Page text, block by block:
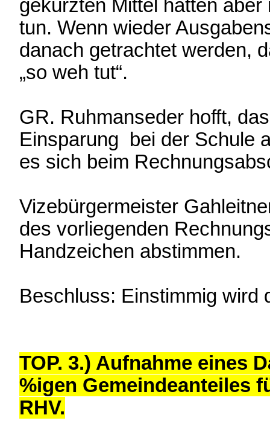
gekürzten Mittel hatten
tun. Wenn wieder
danach getrachtet werden,
„so weh tut“.
GR. Ruhmanseder hofft,
Einsparung bei der Schule
es sich beim
Vizebürgermeister
des vorliegenden
Handzeichen abstimmen.
Beschluss: Einstimmig wird
TOP. 3.) Aufnahme eines
%igen Gemeindeanteiles
RHV.